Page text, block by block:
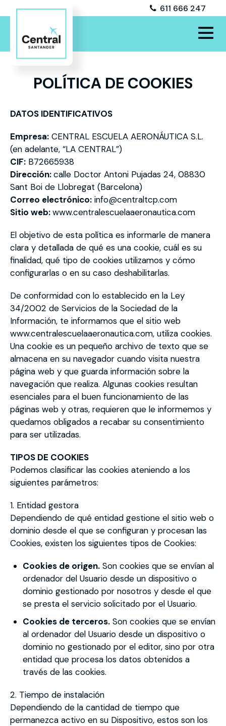
611 666 247
POLÍTICA DE COOKIES
DATOS IDENTIFICATIVOS
Empresa: CENTRAL ESCUELA AERONÁUTICA S.L.
(en adelante, “LA CENTRAL”)
CIF: B72665938
Dirección:calle Doctor Antoni Pujadas 24, 08830
Sant Boi de Llobregat (Barcelona)
Correo electrónico: info@centraltcp.com
Sitio web:www.centralescuelaaeronautica.com
El objetivo de esta política es informarle de manera
clara y detallada de qué es una cookie, cuál es su
finalidad, qué tipo de cookies utilizamos y cómo
configurarlas o en su caso deshabilitarlas.
De conformidad con lo establecido en la Ley
34/2002 de Servicios de la Sociedad de la
Información, te informamos que el sitio web
www.centralescuelaaeronautica.com, utiliza cookies.
Una cookie es un pequeño archivo de texto que se
almacena en su navegador cuando visita nuestra
página web y que guarda información sobre la
navegación que realiza. Algunas cookies resultan
esenciales para el buen funcionamiento de las
páginas web y otras, requieren que le informemos y
quedamos obligados a recabar su consentimiento
para ser utilizadas.
TIPOS DE COOKIES
Podemos clasificar las cookies ateniendo a los
siguientes parámetros:
1. Entidad gestora
Dependiendo de qué entidad gestione el sitio web o
dominio desde el que se configuran y procesan las
Cookies, existen los siguientes tipos de Cookies:
Cookies de origen. Son cookies que se envían al
ordenador del Usuario desde un dispositivo o
dominio gestionado por nosotros y desde el que
se presta el servicio solicitado por el Usuario.
Cookies de terceros. Son cookies que se envían
al ordenador del Usuario desde un dispositivo o
dominio no gestionado por el editor, sino por otra
entidad que procesa los datos obtenidos a
través de las cookies.
2. Tiempo de instalación
Dependiendo de la cantidad de tiempo que
permanezca activo en su Dispositivo, estos son los